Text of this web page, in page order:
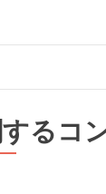
るコ